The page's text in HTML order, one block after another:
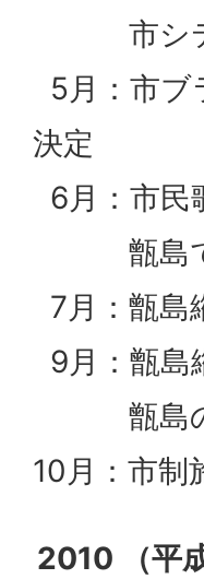
市シテ
5月：市ブ
決定
6月：市民
甑島で
7月：甑島
9月：甑島
甑島のト
10月：市制
2010 （平